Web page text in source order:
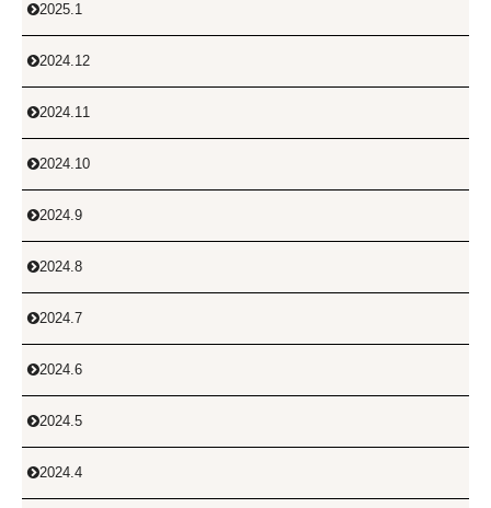
2025.1
2024.12
2024.11
2024.10
2024.9
2024.8
2024.7
2024.6
2024.5
2024.4